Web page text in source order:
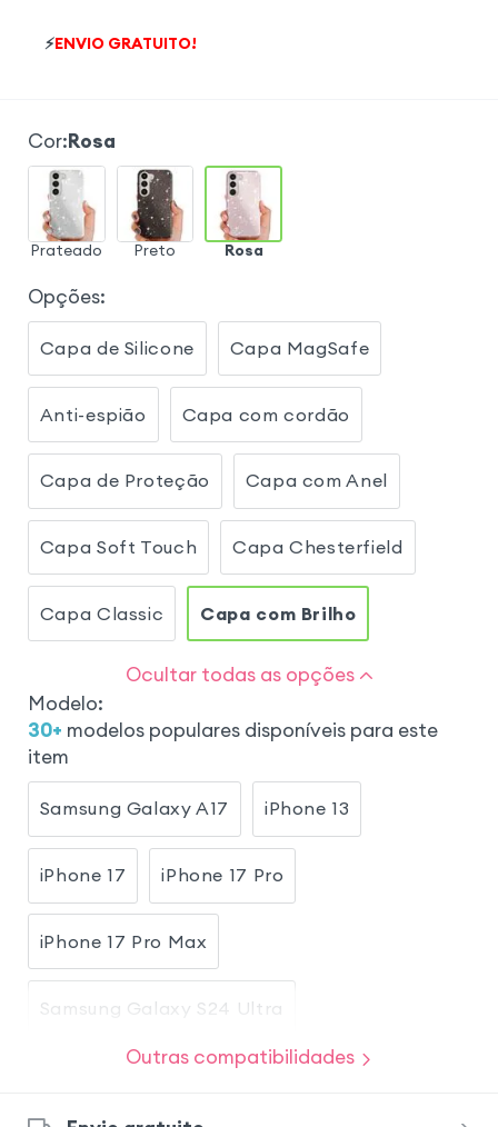
⚡ENVIO GRATUITO!
Cor:Rosa
Prateado Preto Rosa
Opções:
Capa de Silicone Capa MagSafe
Anti-espião Capa com cordão
Capa de Proteção Capa com Anel
Capa Soft Touch Capa Chesterfield
Capa Classic Capa com Brilho
Ocultar todas as opções
Modelo:
30+ modelos populares disponíveis para este
item
Samsung Galaxy A17 iPhone 13
iPhone 17 iPhone 17 Pro
iPhone 17 Pro Max
Samsung Galaxy S24 Ultra
Samsung Galaxy S20 FE
Outras compatibilidades